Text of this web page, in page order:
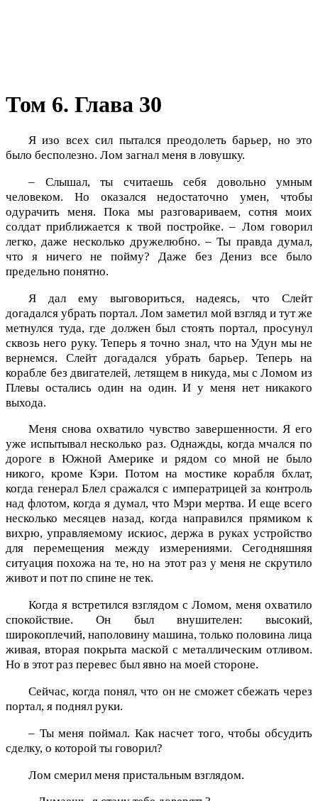
Том 6. Глава 30
Я изо всех сил пытался преодолеть барьер, но это
было бесполезно. Лом загнал меня в ловушку.
– Слышал, ты считаешь себя довольно умным
человеком. Но оказался недостаточно умен, чтобы
одурачить меня. Пока мы разговариваем, сотня моих
солдат приближается к твой постройке. – Лом говорил
легко, даже несколько дружелюбно. – Ты правда думал,
что я ничего не пойму? Даже без Дениз все было
предельно понятно.
Я дал ему выговориться, надеясь, что Слейт
догадался убрать портал. Лом заметил мой взгляд и тут же
метнулся туда, где должен был стоять портал, просунул
сквозь него руку. Теперь я точно знал, что на Удун мы не
вернемся. Слейт догадался убрать барьер. Теперь на
корабле без двигателей, летящем в никуда, мы с Ломом из
Плевы остались один на один. И у меня нет никакого
выхода.
Меня снова охватило чувство завершенности. Я его
уже испытывал несколько раз. Однажды, когда мчался по
дороге в Южной Америке и рядом со мной не было
никого, кроме Кэри. Потом на мостике корабля бхлат,
когда генерал Блел сражался с императрицей за контроль
над флотом, когда я думал, что Мэри мертва. И еще всего
несколько месяцев назад, когда направился прямиком к
вихрю, управляемому искиос, держа в руках устройство
для перемещения между измерениями. Сегодняшняя
ситуация похожа на те, но на этот раз у меня не скрутило
живот и пот по спине не тек.
Когда я встретился взглядом с Ломом, меня охватило
спокойствие. Он был внушителен: высокий,
широкоплечий, наполовину машина, только половина лица
живая, вторая покрыта маской с металлическим отливом.
Но в этот раз перевес был явно на моей стороне.
Сейчас, когда понял, что он не сможет сбежать через
портал, я поднял руки.
– Ты меня поймал. Как насчет того, чтобы обсудить
сделку, о которой ты говорил?
Лом смерил меня пристальным взглядом.